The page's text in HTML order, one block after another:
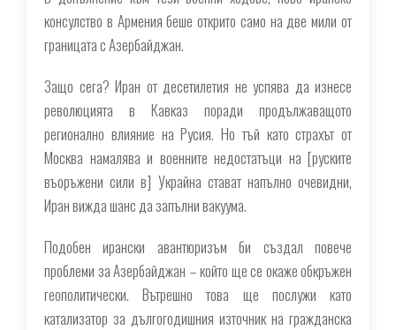
консулство в Армения беше открито само на две мили от
границата с Азербайджан.
Защо сега? Иран от десетилетия не успява да изнесе
революцията в Кавказ поради продължаващото
регионално влияние на Русия. Но тъй като страхът от
Москва намалява и военните недостатъци на [руските
въоръжени сили в] Украйна стават напълно очевидни,
Иран вижда шанс да запълни вакуума.
Подобен ирански авантюризъм би създал повече
проблеми за Азербайджан – който ще се окаже обкръжен
геополитически. Вътрешно това ще послужи като
катализатор за дългогодишния източник на гражданска